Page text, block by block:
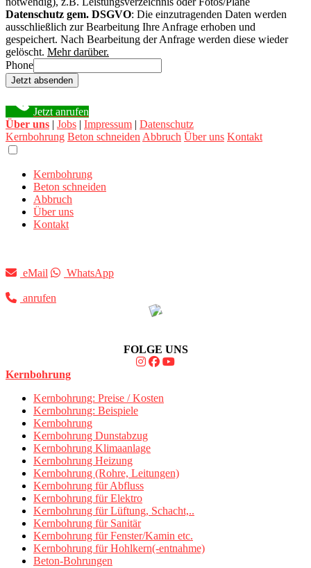
Datenschutz gem. DSGVO: Die einzutragenden Daten werden
ausschließlich zur Bearbeitung Ihre Anfrage erhoben und
gespeichert. Nach Bearbeitung der Anfrage werden diese wieder
gelöscht. Mehr darüber.
Phone
Jetzt absenden
Jetzt anrufen
Über uns | Jobs | Impressum | Datenschutz
Kernbohrung Beton schneiden Abbruch Über uns Kontakt
Kernbohrung
Beton schneiden
Abbruch
Über uns
Kontakt
eMail WhatsApp
anrufen
FOLGE UNS
Kernbohrung
Kernbohrung: Preise / Kosten
Kernbohrung: Beispiele
Kernbohrung
Kernbohrung Dunstabzug
Kernbohrung Klimaanlage
Kernbohrung Heizung
Kernbohrung (Rohre, Leitungen)
Kernbohrung für Abfluss
Kernbohrung für Elektro
Kernbohrung für Lüftung, Schacht,..
Kernbohrung für Sanitär
Kernbohrung für Fenster/Kamin etc.
Kernbohrung für Hohlkern(-entnahme)
Beton-Bohrungen